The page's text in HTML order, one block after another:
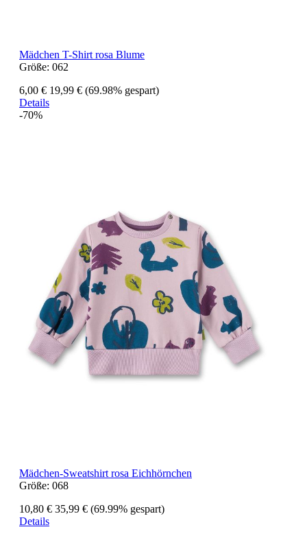
Mädchen T-Shirt rosa Blume
Größe: 062
6,00 € 19,99 € (69.98% gespart)
Details
-70%
Mädchen-Sweatshirt rosa Eichhörnchen
Größe: 068
10,80 € 35,99 € (69.99% gespart)
Details